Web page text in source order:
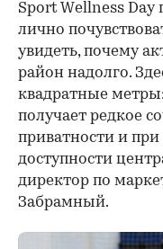
Sport Wellness
лично
увидеть, почему
район надолго.
квадратные
получает редкое
приватности и
доступности
директор по
Забрамный.